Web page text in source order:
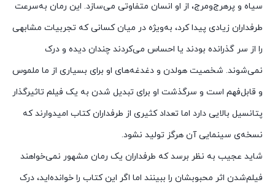
سیاه و پرهرج‌ومرج، از او انسان متفاوتی می‌سازد. این رمان به‌سرعت
طرفداران زیادی پیدا کرد، به‌ویژه در میان کسانی که تجربیات مشابهی
را از سر گذرانده بودند یا احساس می‌کردند چندان دیده و درک
نمی‌شوند. شخصیت هولدن و دغدغه‌های او برای بسیاری از ما ملموس
و قابل‌فهم است و سرگذشت او برای تبدیل شدن به یک فیلم تاثیرگذار
پتانسیل بالایی دارد اما تعداد کثیری از طرفداران کتاب امیدوارند که
نسخه‌ی سینمایی آن هرگز تولید نشود.
شاید عجیب به نظر برسد که طرفداران یک رمان مشهور نمی‌خواهند
فیلم‌شدن اثر محبوبشان را ببینند اما اگر این کتاب را خوانده‌اید، درک